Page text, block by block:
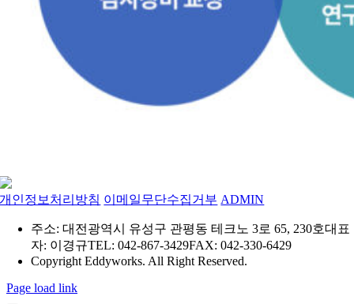
개인정보처리방침 이메일무단수집거부 ADMIN
주소: 대전광역시 유성구 관평동 테크노 3로 65, 230호대표
자: 이경규TEL: 042-867-3429FAX: 042-330-6429
Copyright Eddyworks. All Right Reserved.
Page load link